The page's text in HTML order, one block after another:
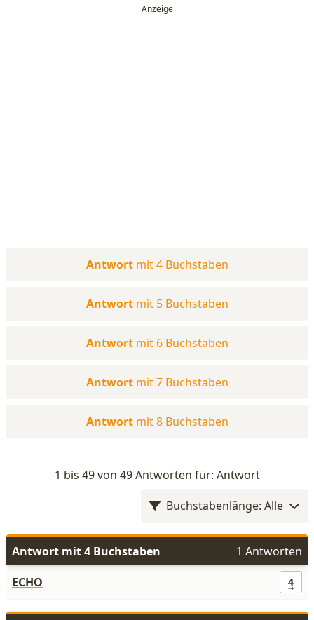
Antwort mit 4 Buchstaben
Antwort mit 5 Buchstaben
Antwort mit 6 Buchstaben
Antwort mit 7 Buchstaben
Antwort mit 8 Buchstaben
1 bis 49 von 49 Antworten für: Antwort
Buchstabenlänge: Alle
Antwort mit 4 Buchstaben
1 Antworten
ECHO
4